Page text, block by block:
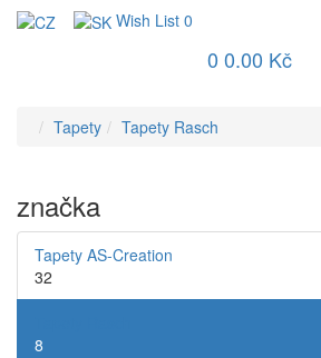
Wish List 0
0 0.00 Kč
Tapety Tapety Rasch
značka
Tapety AS-Creation
32
8